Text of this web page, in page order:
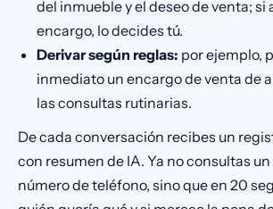
del inmueble y el deseo de venta; si
encargo, lo decides tú.
Derivar según reglas: por ejemplo,
inmediato un encargo de venta de
las consultas rutinarias.
De cada conversación recibes un
con resumen de IA. Ya no consultas
número de teléfono, sino que en 20